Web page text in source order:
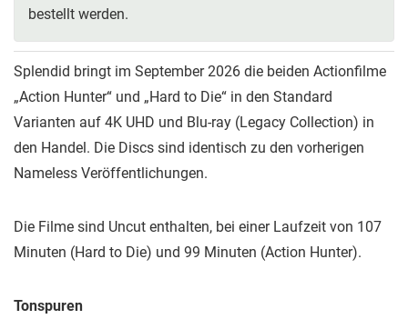
bestellt werden.
Splendid bringt im September 2026 die beiden Actionfilme
„Action Hunter“ und „Hard to Die“ in den Standard
Varianten auf 4K UHD und Blu-ray (Legacy Collection) in
den Handel. Die Discs sind identisch zu den vorherigen
Nameless Veröffentlichungen.
Die Filme sind Uncut enthalten, bei einer Laufzeit von 107
Minuten (Hard to Die) und 99 Minuten (Action Hunter).
Tonspuren